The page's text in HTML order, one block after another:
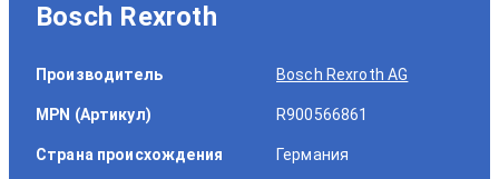
Bosch Rexroth
Производитель Bosch Rexroth AG
MPN (Артикул) R900566861
Страна происхождения Германия